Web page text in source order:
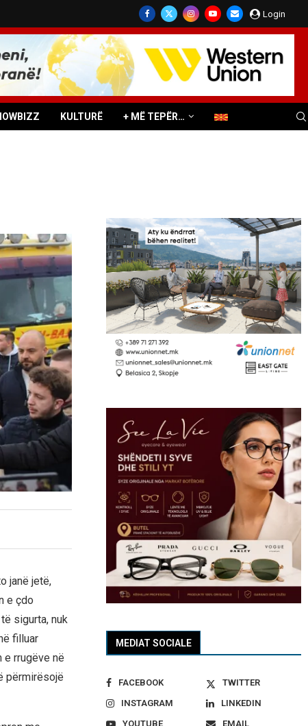
Login
KULTURË + MË TEPËR…
janë jetë,
e çdo
sigurta, nuk
filluar
rrugëve në
përmirësojë
MEDIAT SOCIALE
FACEBOOK
TWITTER
INSTAGRAM
LINKEDIN
YOUTUBE
EMAIL